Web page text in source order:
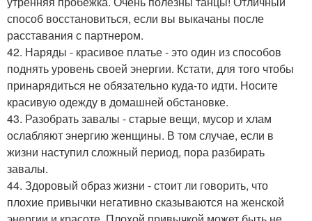
способ восстановиться, если вы выкачаны после
расставания с партнером.
42. Наряды - красивое платье - это один из способов
поднять уровень своей энергии. Кстати, для того чтобы
принарядиться не обязательно куда-то идти. Носите
красивую одежду в домашней обстановке.
43. Разобрать завалы - старые вещи, мусор и хлам
ослабляют энергию женщины. В том случае, если в
жизни наступил сложный период, пора разбирать
завалы.
44. Здоровый образ жизни - стоит ли говорить, что
плохие привычки негативно сказываются на женской